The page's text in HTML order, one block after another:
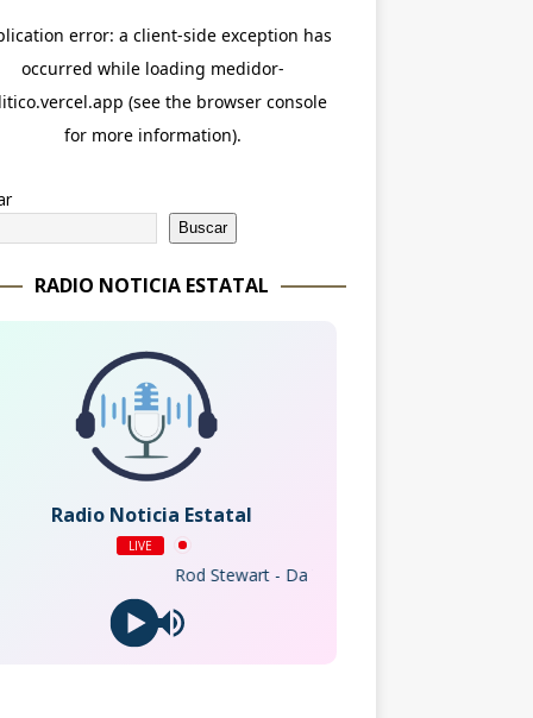
Buscar
RADIO NOTICIA ESTATAL
Radio Noticia Estatal
LIVE
Rod Stewart - Da Ya Think I'm Sexy